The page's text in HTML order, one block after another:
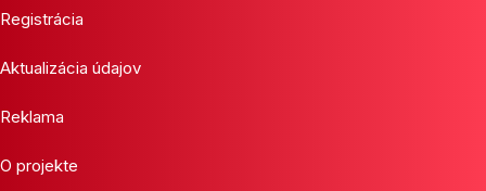
Registrácia
Aktualizácia údajov
Reklama
O projekte